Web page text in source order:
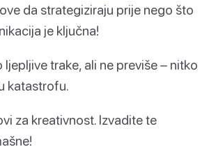
da strategiziraju prije nego što
je ključna!
ljepljive trake, ali ne previše – nitko
katastrofu.
za kreativnost. Izvadite te